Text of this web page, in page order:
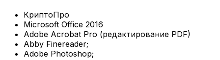
КриптоПро
Microsoft Office 2016
Adobe Acrobat Pro (редактирование PDF)
Abby Finereader;
Adobe Photoshop;